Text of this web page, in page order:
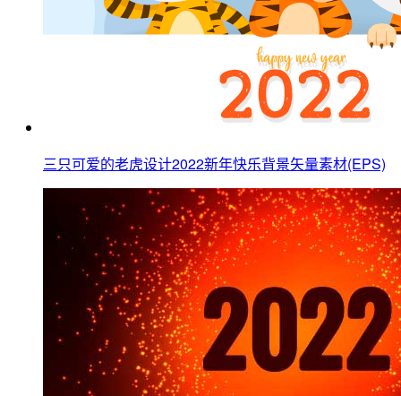
三只可爱的老虎设计2022新年快乐背景矢量素材(EPS)